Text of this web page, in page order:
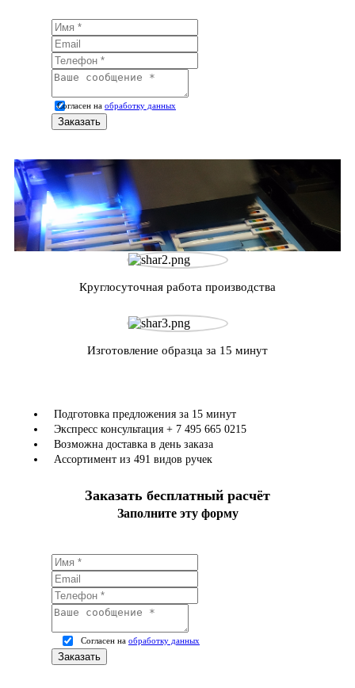
Согласен на обработку данных
Круглосуточная работа производства
Изготовление образца за 15 минут
Подготовка предложения за 15 минут
Экспресс консультация + 7 495 665 0215
Возможна доставка в день заказа
Ассортимент из 491 видов ручек
Заказать бесплатный расчёт
Заполните эту форму
Согласен на обработку данных